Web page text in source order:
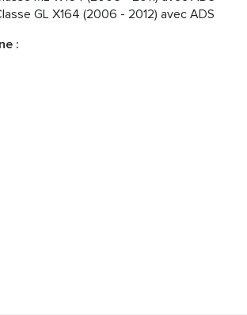
GL X164 (2006 - 2012) avec ADS
: